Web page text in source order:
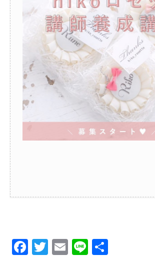
Facebook
Twitter
EmailLine